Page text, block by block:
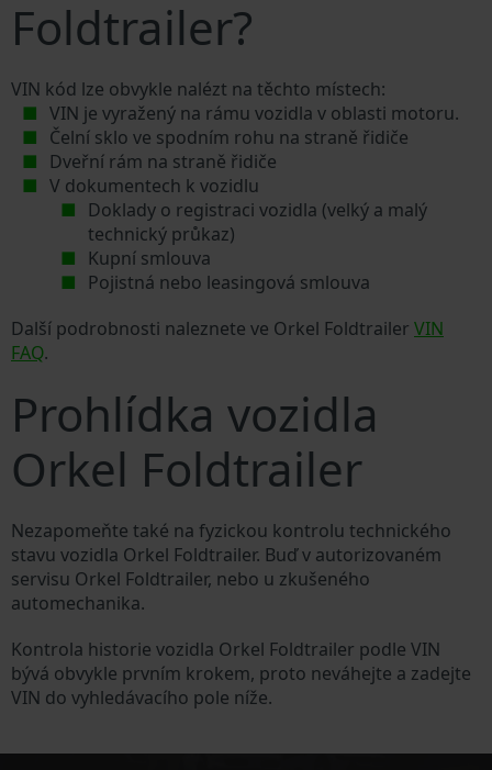
Foldtrailer?
VIN kód lze obvykle nalézt na těchto místech:
VIN je vyražený na rámu vozidla v oblasti motoru.
Čelní sklo ve spodním rohu na straně řidiče
Dveřní rám na straně řidiče
V dokumentech k vozidlu
Doklady o registraci vozidla (velký a malý
technický průkaz)
Kupní smlouva
Pojistná nebo leasingová smlouva
Další podrobnosti naleznete ve Orkel Foldtrailer VIN
FAQ.
Prohlídka vozidla
Orkel Foldtrailer
Nezapomeňte také na fyzickou kontrolu technického
stavu vozidla Orkel Foldtrailer. Buď v autorizovaném
servisu Orkel Foldtrailer, nebo u zkušeného
automechanika.
Kontrola historie vozidla Orkel Foldtrailer podle VIN
bývá obvykle prvním krokem, proto neváhejte a zadejte
VIN do vyhledávacího pole níže.